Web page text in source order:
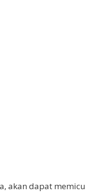
akan dapat memicu